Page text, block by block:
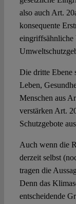
also auch Art.
konsequente
Die dritte Ebene
Leben,
Menschen aus
verstärken Art.
Schutzgebote
Auch wenn die
derzeit selbst
tragen die
Denn das
entscheidende